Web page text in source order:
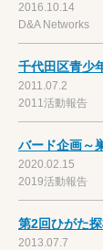
2016.10.14
D&A Networks
千代田区青少
2011.07.2
2011活動報告
バード企画～
2020.02.15
2019活動報告
第2回ひがた探
2013.07.7